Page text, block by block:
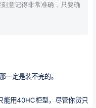
意记得非常准确，只要确
一定是装不完的。
能用40HC柜型，尽管你货只